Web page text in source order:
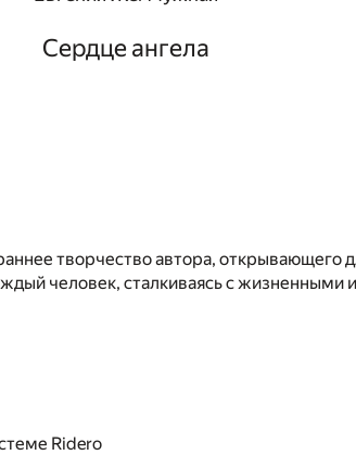
Сердце ангела
творчество автора, открывающего
человек, сталкиваясь с жизненными
Ridero